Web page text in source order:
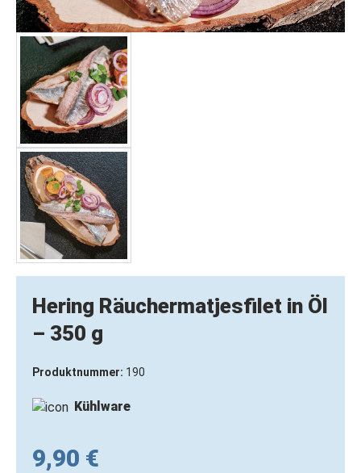
Hering Räuchermatjesfilet in Öl
– 350 g
Produktnummer: 190
Kühlware
9,90 €